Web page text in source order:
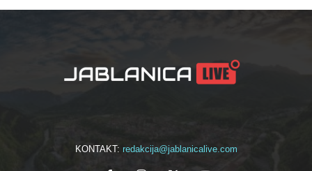
KONTAKT: redakcija@jablanicalive.com